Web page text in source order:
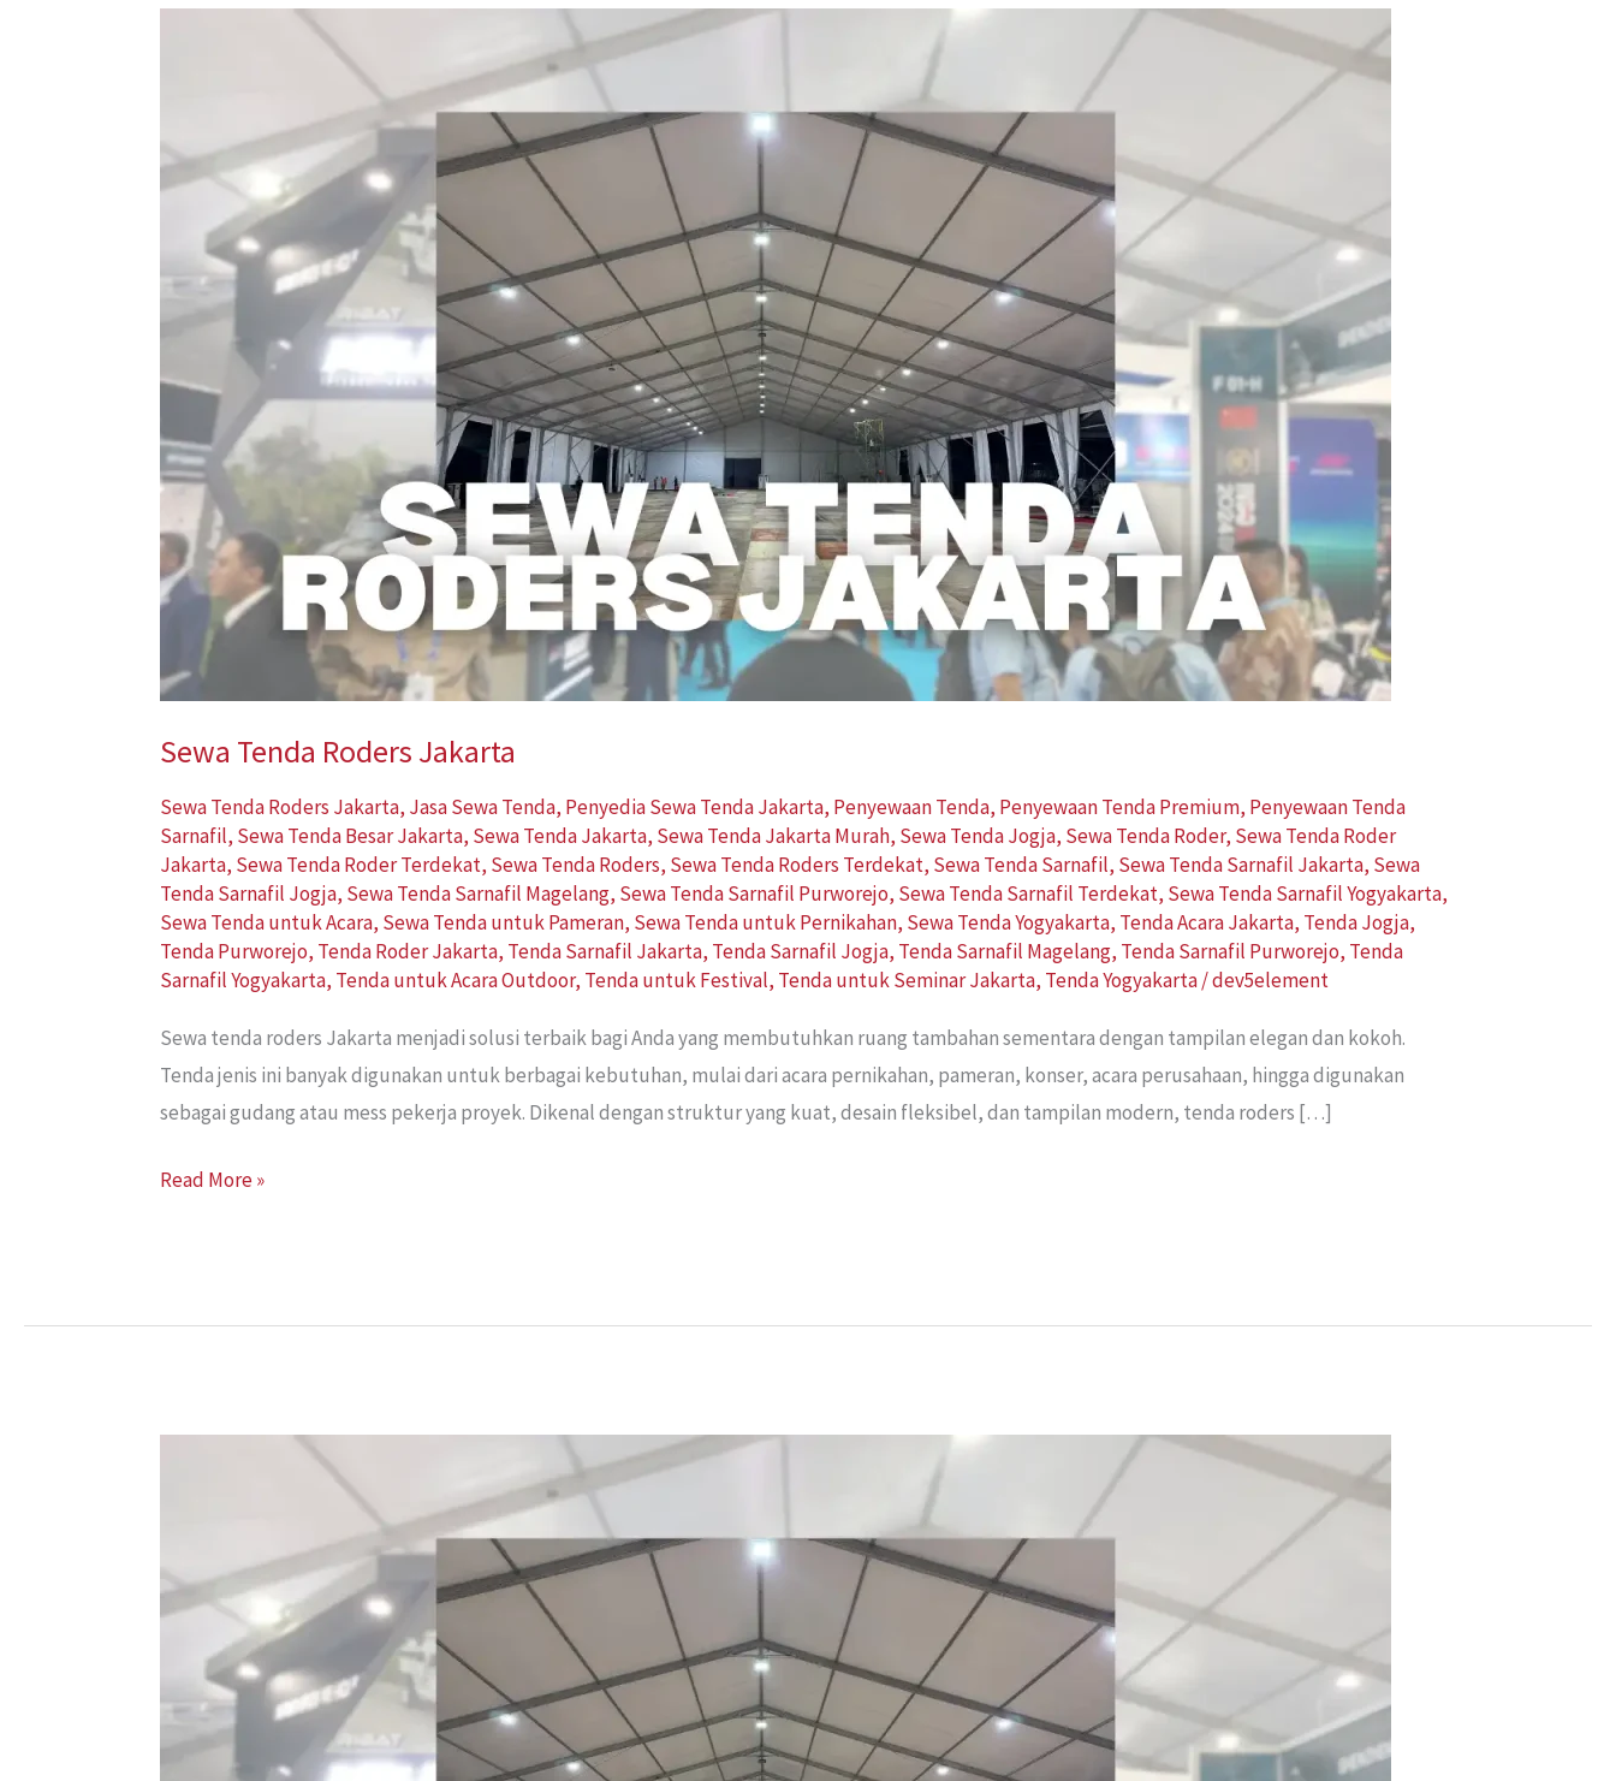
Sewa Tenda Roders Jakarta
Sewa Tenda Roders Jakarta, Jasa Sewa Tenda, Penyedia Sewa Tenda Jakarta, Penyewaan Tenda, Penyewaan Tenda Premium, Penyewaan Tenda
Sarnafil, Sewa Tenda Besar Jakarta, Sewa Tenda Jakarta, Sewa Tenda Jakarta Murah, Sewa Tenda Jogja, Sewa Tenda Roder, Sewa Tenda Roder
Jakarta, Sewa Tenda Roder Terdekat, Sewa Tenda Roders, Sewa Tenda Roders Terdekat, Sewa Tenda Sarnafil, Sewa Tenda Sarnafil Jakarta, Sewa
Tenda Sarnafil Jogja, Sewa Tenda Sarnafil Magelang, Sewa Tenda Sarnafil Purworejo, Sewa Tenda Sarnafil Terdekat, Sewa Tenda Sarnafil Yogyakarta,
Sewa Tenda untuk Acara, Sewa Tenda untuk Pameran, Sewa Tenda untuk Pernikahan, Sewa Tenda Yogyakarta, Tenda Acara Jakarta, Tenda Jogja,
Tenda Purworejo, Tenda Roder Jakarta, Tenda Sarnafil Jakarta, Tenda Sarnafil Jogja, Tenda Sarnafil Magelang, Tenda Sarnafil Purworejo, Tenda
Sarnafil Yogyakarta, Tenda untuk Acara Outdoor, Tenda untuk Festival, Tenda untuk Seminar Jakarta, Tenda Yogyakarta/dev5element
Sewa tenda roders Jakarta menjadi solusi terbaik bagi Anda yang membutuhkan ruang tambahan sementara dengan tampilan elegan dan kokoh.
Tenda jenis ini banyak digunakan untuk berbagai kebutuhan, mulai dari acara pernikahan, pameran, konser, acara perusahaan, hingga digunakan
sebagai gudang atau mess pekerja proyek. Dikenal dengan struktur yang kuat, desain fleksibel, dan tampilan modern, tenda roders […]
Read More »